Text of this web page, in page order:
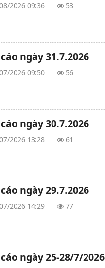
2026 09:36 53
ngày 31.7.2026
2026 09:50 56
ngày 30.7.2026
2026 13:28 61
ngày 29.7.2026
2026 14:29 77
ngày 25-28/7/2026